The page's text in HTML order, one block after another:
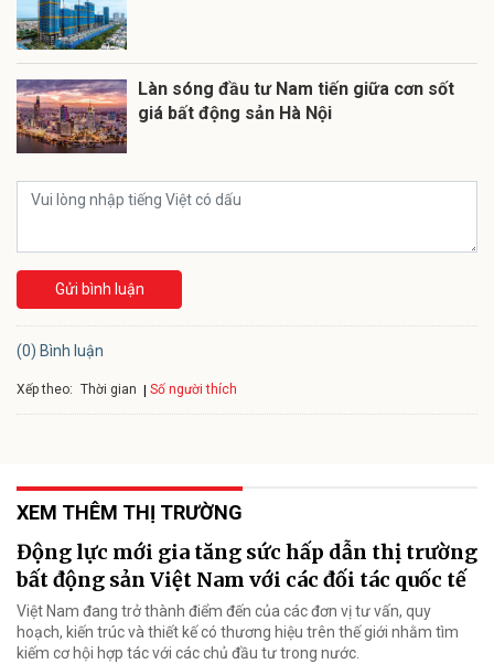
Làn sóng đầu tư Nam tiến giữa cơn sốt
giá bất động sản Hà Nội
Gửi bình luận
(0) Bình luận
Xếp theo: Thời gian Số người thích
XEM THÊM THỊ TRƯỜNG
Động lực mới gia tăng sức hấp dẫn thị trường
bất động sản Việt Nam với các đối tác quốc tế
Việt Nam đang trở thành điểm đến của các đơn vị tư vấn, quy
hoạch, kiến trúc và thiết kế có thương hiệu trên thế giới nhằm tìm
kiếm cơ hội hợp tác với các chủ đầu tư trong nước.